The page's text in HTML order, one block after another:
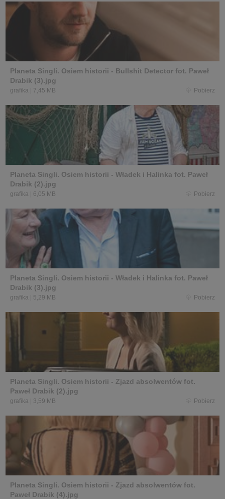
Planeta Singli. Osiem historii - Bullshit Detector fot. Paweł
Drabik (3).jpg
grafika 7,45 MB Pobierz
Planeta Singli. Osiem historii - Władek i Halinka fot. Paweł
Drabik (2).jpg
grafika 6,05 MB Pobierz
Planeta Singli. Osiem historii - Władek i Halinka fot. Paweł
Drabik (3).jpg
grafika 5,29 MB Pobierz
Planeta Singli. Osiem historii - Zjazd absolwentów fot.
Paweł Drabik (2).jpg
grafika 3,59 MB Pobierz
Planeta Singli. Osiem historii - Zjazd absolwentów fot.
Paweł Drabik (4).jpg